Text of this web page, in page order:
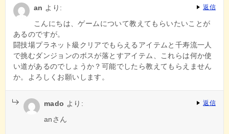
an より:
こんにちは、ゲームについて教えてもらいたいことが
あるのですが。
闘技場プラネット級クリアでもらえるアイテムと千寿流一人
で挑むダンジョンのボスが落とすアイテム、これらは何か使
い道があるのでしょうか？可能でしたら教えてもらえません
か。よろしくお願いします。
返信
mado より:
anさん
返信